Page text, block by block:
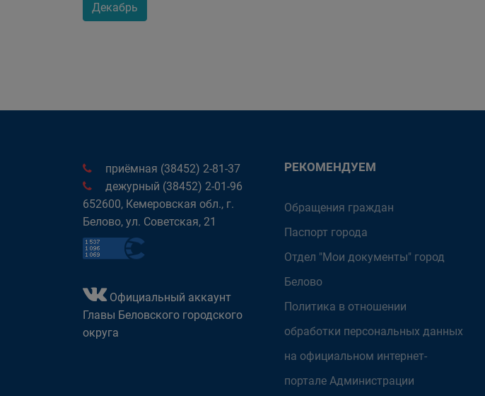
Декабрь
приёмная (38452) 2-81-37
дежурный (38452) 2-01-96
652600, Кемеровская обл., г.
Белово, ул. Советская, 21
Официальный аккаунт
Главы Беловского городского
округа
РЕКОМЕНДУЕМ
Обращения граждан
Паспорт города
Отдел "Мои документы" город
Белово
Политика в отношении
обработки персональных данных
на официальном интернет-
портале Администрации